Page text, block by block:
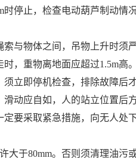
时停止，检查电动葫芦制动情
与物体之间，吊物上升时须
，重物离地面应超过1.5m高
立即停机检查，排除故障后
动应自如，人的站立位置后
要采取紧急措施，向无人处
大于80mm。否则须清理油污